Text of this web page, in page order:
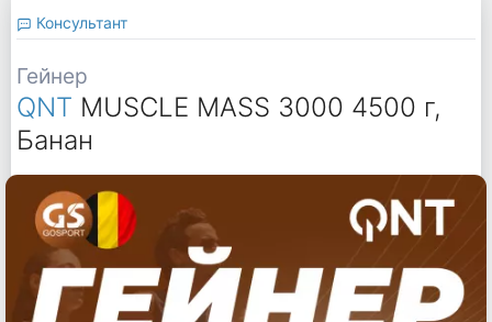
Консультант
Гейнер
QNT MUSCLE MASS 3000 4500 г,
Банан